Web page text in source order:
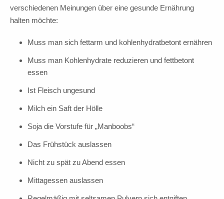
verschiedenen Meinungen über eine gesunde Ernährung
halten möchte:
Muss man sich fettarm und kohlenhydratbetont ernähren
Muss man Kohlenhydrate reduzieren und fettbetont
essen
Ist Fleisch ungesund
Milch ein Saft der Hölle
Soja die Vorstufe für „Manboobs“
Das Frühstück auslassen
Nicht zu spät zu Abend essen
Mittagessen auslassen